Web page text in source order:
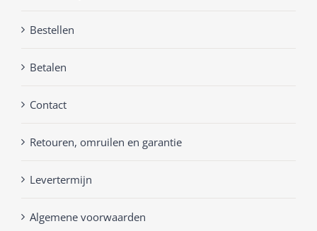
Bestellen
Betalen
Contact
Retouren, omruilen en garantie
Levertermijn
Algemene voorwaarden